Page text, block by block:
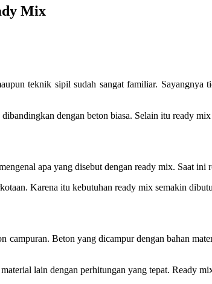
Mix
teknik sipil sudah sangat familiar.
dengan beton biasa. Selain itu ready
apa yang disebut dengan ready mix. Saat
Karena itu kebutuhan ready mix semakin
campuran. Beton yang dicampur dengan bahan
lain dengan perhitungan yang tepat. Ready